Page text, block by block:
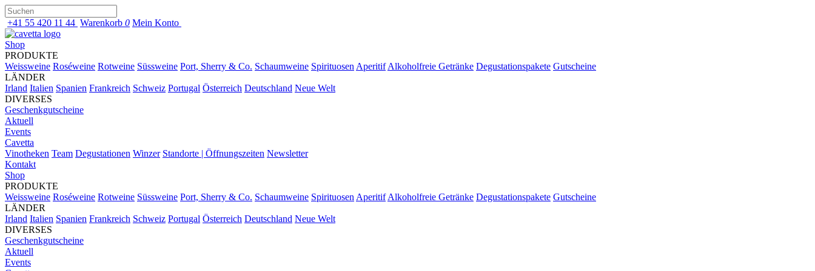
+41 55 420 11 44 Warenkorb 0 Mein Konto
Shop
PRODUKTE
Weissweine Roséweine Rotweine Süssweine Port, Sherry & Co. Schaumweine Spirituosen Aperitif Alkoholfreie Getränke Degustationspakete Gutscheine
LÄNDER
Irland Italien Spanien Frankreich Schweiz Portugal Österreich Deutschland Neue Welt
DIVERSES
Geschenkgutscheine
Aktuell
Events
Cavetta
Vinotheken Team Degustationen Winzer Standorte | Öffnungszeiten Newsletter
Kontakt
Shop
PRODUKTE
Weissweine Roséweine Rotweine Süssweine Port, Sherry & Co. Schaumweine Spirituosen Aperitif Alkoholfreie Getränke Degustationspakete Gutscheine
LÄNDER
Irland Italien Spanien Frankreich Schweiz Portugal Österreich Deutschland Neue Welt
DIVERSES
Geschenkgutscheine
Aktuell
Events